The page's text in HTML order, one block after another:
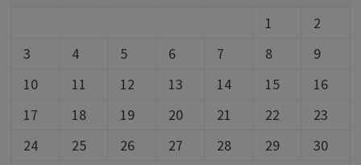
1
2
3
4 5 6 7 8
9
10
11 12 13 14 15
16
17
18 19 20 21 22
23
24
25 26 27 28 29
30